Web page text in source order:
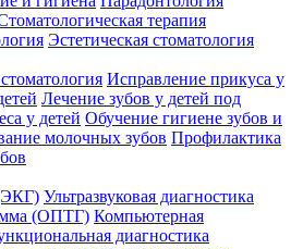
терапия
Эстетическая стоматология
Исправление прикуса у
Лечение зубов у детей под
у детей Обучение гигиене зубов и
молочных зубов Профилактика
Ультразвуковая диагностика
(ОПТГ) Компьютерная
диагностика